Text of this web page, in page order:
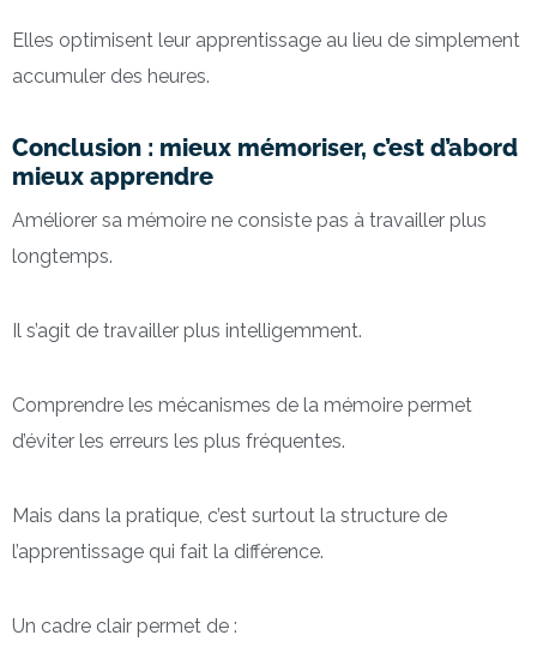
Elles optimisent leur apprentissage au lieu de simplement
accumuler des heures.
Conclusion : mieux mémoriser, c’est d’abord
mieux apprendre
Améliorer sa mémoire ne consiste pas à travailler plus
longtemps.
Il s’agit de travailler plus intelligemment.
Comprendre les mécanismes de la mémoire permet
d’éviter les erreurs les plus fréquentes.
Mais dans la pratique, c’est surtout la structure de
l’apprentissage qui fait la différence.
Un cadre clair permet de :